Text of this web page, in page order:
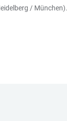
/ München).